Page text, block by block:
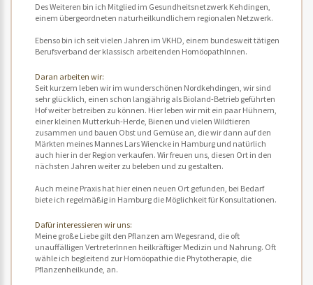
Des Weiteren bin ich Mitglied im Gesundheitsnetzwerk Kehdingen,
einem übergeordneten naturheilkundlichem regionalen Netzwerk.
Ebenso bin ich seit vielen Jahren im VKHD, einem bundesweit tätigen
Berufsverband der klassisch arbeitenden HomöopathInnen.
Daran arbeiten wir:
Seit kurzem leben wir im wunderschönen Nordkehdingen, wir sind
sehr glücklich, einen schon langjährig als Bioland-Betrieb geführten
Hof weiter betreiben zu können. Hier leben wir mit ein paar Hühnern,
einer kleinen Mutterkuh-Herde, Bienen und vielen Wildtieren
zusammen und bauen Obst und Gemüse an, die wir dann auf den
Märkten meines Mannes Lars Wiencke in Hamburg und natürlich
auch hier in der Region verkaufen. Wir freuen uns, diesen Ort in den
nächsten Jahren weiter zu beleben und zu gestalten.
Auch meine Praxis hat hier einen neuen Ort gefunden, bei Bedarf
biete ich regelmäßig in Hamburg die Möglichkeit für Konsultationen.
Dafür interessieren wir uns:
Meine große Liebe gilt den Pflanzen am Wegesrand, die oft
unauffälligen VertreterInnen heilkräftiger Medizin und Nahrung. Oft
wähle ich begleitend zur Homöopathie die Phytotherapie, die
Pflanzenheilkunde, an.